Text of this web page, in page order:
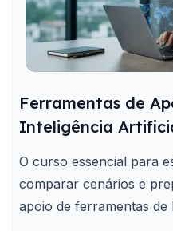
Ferramentas de
Inteligência
O curso essencial para
comparar cenários e
apoio de ferramentas de